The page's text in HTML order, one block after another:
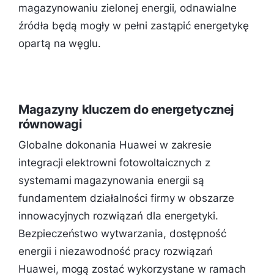
magazynowaniu zielonej energii, odnawialne
źródła będą mogły w pełni zastąpić energetykę
opartą na węglu.
Magazyny kluczem do energetycznej
równowagi
Globalne dokonania Huawei w zakresie
integracji elektrowni fotowoltaicznych z
systemami magazynowania energii są
fundamentem działalności firmy w obszarze
innowacyjnych rozwiązań dla energetyki.
Bezpieczeństwo wytwarzania, dostępność
energii i niezawodność pracy rozwiązań
Huawei, mogą zostać wykorzystane w ramach